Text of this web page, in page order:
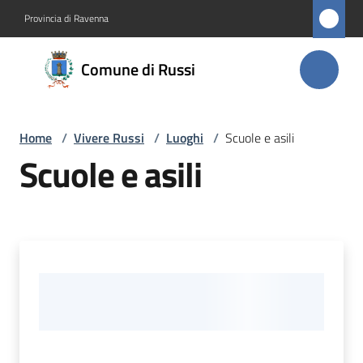
Provincia di Ravenna
Comune di Russi
Comune
di Russi
Amministrazione
Novità
Home / Vivere Russi / Luoghi / Scuole e asili
Scuole e asili